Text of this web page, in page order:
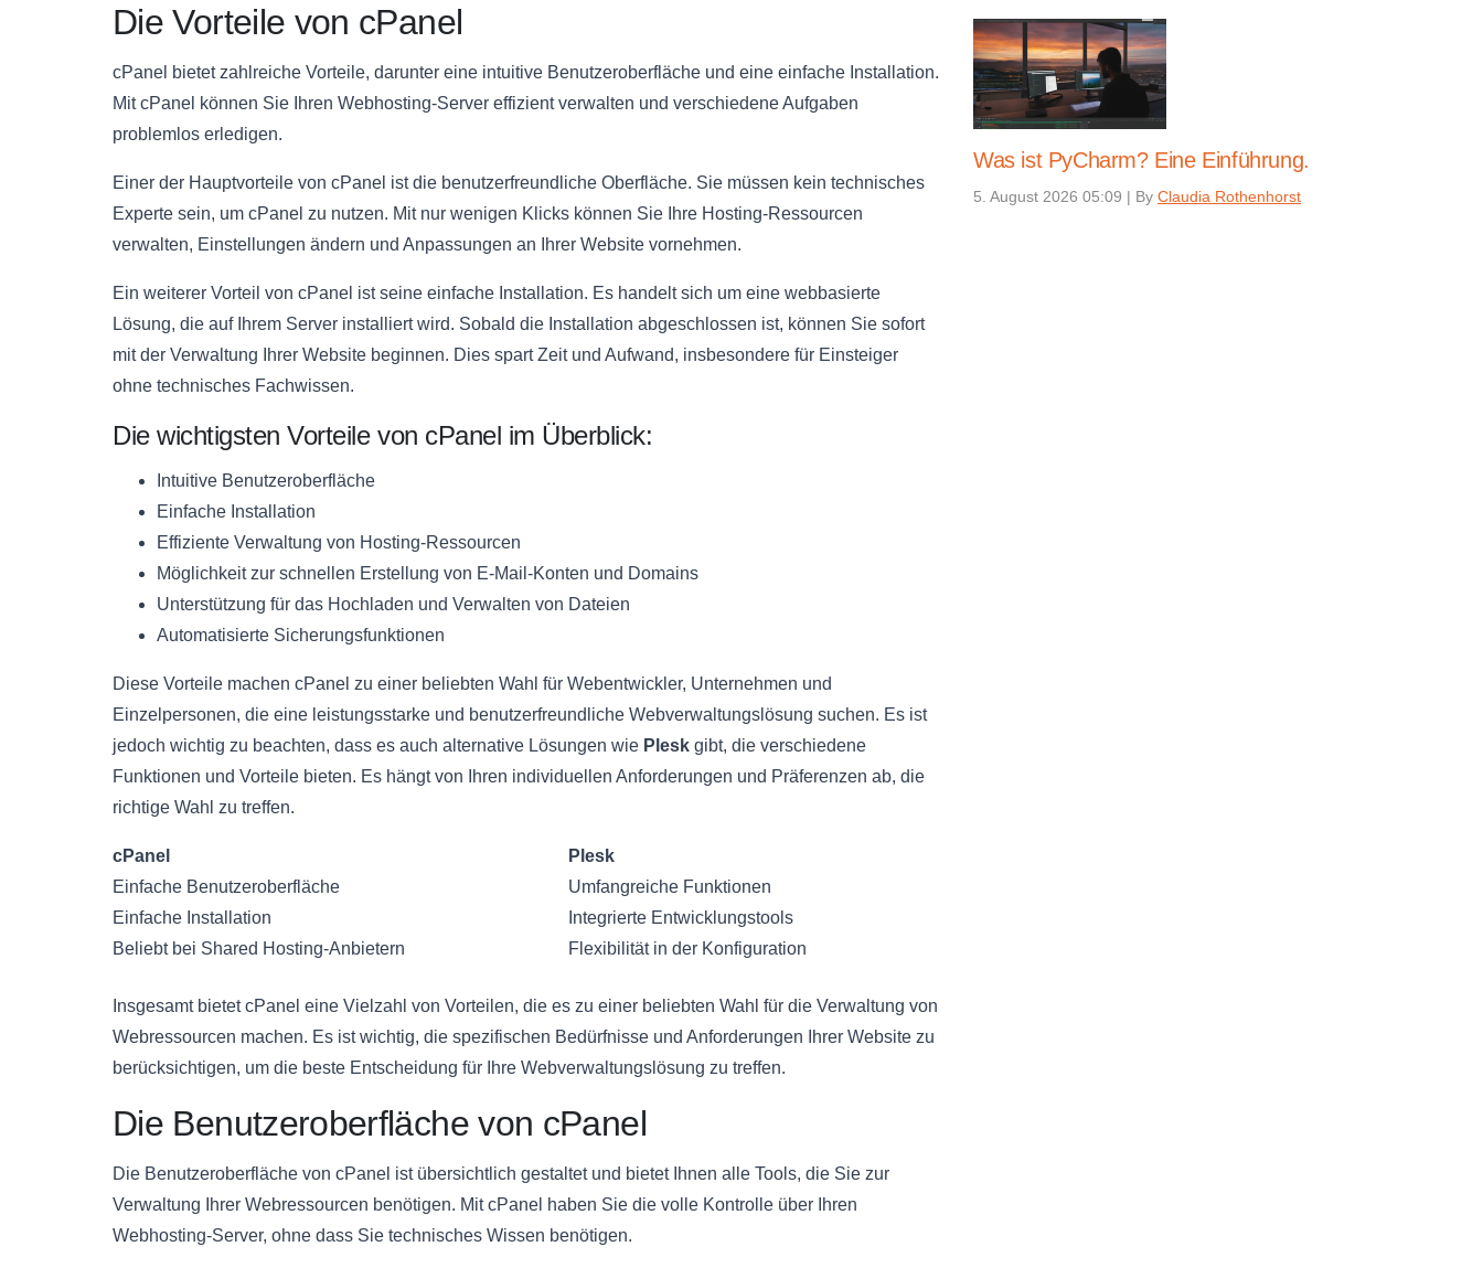
Die Vorteile von cPanel
cPanel bietet zahlreiche Vorteile, darunter eine intuitive Benutzeroberfläche und eine einfache Installation.
Mit cPanel können Sie Ihren Webhosting-Server effizient verwalten und verschiedene Aufgaben
problemlos erledigen.
Einer der Hauptvorteile von cPanel ist die benutzerfreundliche Oberfläche. Sie müssen kein technisches
Experte sein, um cPanel zu nutzen. Mit nur wenigen Klicks können Sie Ihre Hosting-Ressourcen
verwalten, Einstellungen ändern und Anpassungen an Ihrer Website vornehmen.
Ein weiterer Vorteil von cPanel ist seine einfache Installation. Es handelt sich um eine webbasierte
Lösung, die auf Ihrem Server installiert wird. Sobald die Installation abgeschlossen ist, können Sie sofort
mit der Verwaltung Ihrer Website beginnen. Dies spart Zeit und Aufwand, insbesondere für Einsteiger
ohne technisches Fachwissen.
Die wichtigsten Vorteile von cPanel im Überblick:
Intuitive Benutzeroberfläche
Einfache Installation
Effiziente Verwaltung von Hosting-Ressourcen
Möglichkeit zur schnellen Erstellung von E-Mail-Konten und Domains
Unterstützung für das Hochladen und Verwalten von Dateien
Automatisierte Sicherungsfunktionen
Diese Vorteile machen cPanel zu einer beliebten Wahl für Webentwickler, Unternehmen und
Einzelpersonen, die eine leistungsstarke und benutzerfreundliche Webverwaltungslösung suchen. Es ist
jedoch wichtig zu beachten, dass es auch alternative Lösungen wie Plesk gibt, die verschiedene
Funktionen und Vorteile bieten. Es hängt von Ihren individuellen Anforderungen und Präferenzen ab, die
richtige Wahl zu treffen.
cPanel
Plesk
Einfache Benutzeroberfläche
Umfangreiche Funktionen
Einfache Installation
Integrierte Entwicklungstools
Beliebt bei Shared Hosting-Anbietern
Flexibilität in der Konfiguration
Insgesamt bietet cPanel eine Vielzahl von Vorteilen, die es zu einer beliebten Wahl für die Verwaltung von
Webressourcen machen. Es ist wichtig, die spezifischen Bedürfnisse und Anforderungen Ihrer Website zu
berücksichtigen, um die beste Entscheidung für Ihre Webverwaltungslösung zu treffen.
Die Benutzeroberfläche von cPanel
Die Benutzeroberfläche von cPanel ist übersichtlich gestaltet und bietet Ihnen alle Tools, die Sie zur
Verwaltung Ihrer Webressourcen benötigen. Mit cPanel haben Sie die volle Kontrolle über Ihren
Webhosting-Server, ohne dass Sie technisches Wissen benötigen.
Was ist PyCharm? Eine Einführung.
5. August 2026 05:09 | By Claudia Rothenhorst